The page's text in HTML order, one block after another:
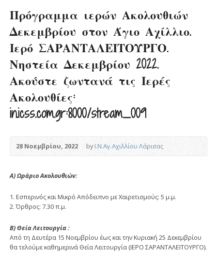
Πρόγραμμα ιερών Ακολουθιών
Δεκεμβρίου στον Άγιο Αχίλλιο.
Ιερό ΣΑΡΑΝΤΑΛΕΙΤΟΥΡΓΟ.
Νηστεία Δεκεμβρίου 2022.
Ακούστε ζωντανά τις Ιερές
Ακολουθίες:
in.icss.com.gr:8000/stream_009
28 Νοεμβρίου, 2022 byΙ.Ν.Αγ.Αχιλλίου Λάρισας
Α)Ωράριο Ακολουθιών:
1. Εσπερινός και Μικρό Απόδειπνο με Χαιρετισμούς: 5 μ.μ.
2. Όρθρος: 7.30 π.μ.
Β) Θεία Λειτουργία :
Από τη Δευτέρα 15 Νοεμβρίου έως και την Κυριακή 25 Δεκεμβρίου
θα τελούμε καθημερινά Θεία Λειτουργία (ΙΕΡΟ ΣΑΡΑΝΤΑΛΕΙΤΟΥΡΓΟ).